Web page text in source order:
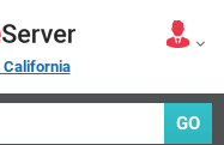
California
GO